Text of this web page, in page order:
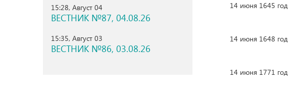
15:28, Август 04
ВЕСТНИК №87, 04.08.26
15:35, Август 03
ВЕСТНИК №86, 03.08.26
14 июня 1645 год
14 июня 1648 год
14 июня 1771 год